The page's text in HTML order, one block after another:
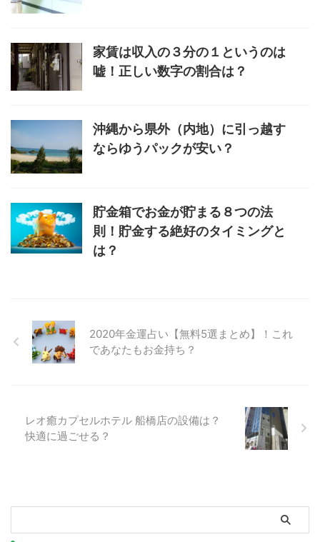
家賃は収入の３分の１というのは
嘘！正しい数字の割合は？
沖縄から県外（内地）に引っ越す
ならゆうパックが安い？
貯金箱でお金が貯まる８つの法
則！貯金する絶好のタイミングと
は？
2020年金運占い【無料5選まとめ】！これ
であなたもお金持ち？
レオ癒カプセルホテル 船橋店の設備は？
快適に過ごせる？